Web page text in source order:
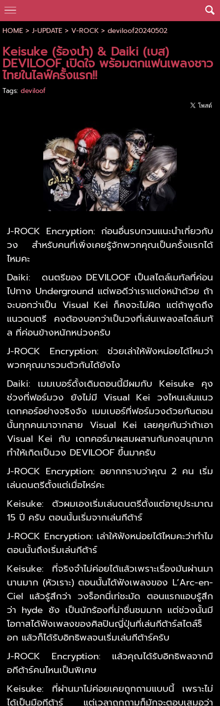
HOME> J-UPDATE> V-ROCK> deviloof20240502
Keisuke (ร้องนำ) & Daiki (เบส)
DEVILOOF เปิดใจ พร้อมตกแฟนเพลงชาว
ไทยในไลฟ์ครั้งแรก!!
Tags: deviloof
J-ROCK Encryption: ก่อนอื่นรบกวนแนะนำเกี่ยวกับ
วง สำหรับคนที่เพิ่งเคยรู้จักพวกคุณเป็นครั้งแรกได้
ไหมคะ
Daiki: ดนตรีของ DEVILOOF เป็นสไตล์เมทัลที่ค่อน
ไปทาง Underground แต่พอดีว่าเราแต่งหน้าด้วย ถ้า
จะบอกว่าเป็น Visual Kei ก็คงจะไม่ผิด แต่ถ้าพูดถึง
แนวดนตรี คงต้องบอกว่าเป็นวงที่เล่นเพลงสไตล์เมทั
ล ที่ค่อนข้างหนักหน่วงครับ
J-ROCK Encryption: ช่วยเล่าให้ฟังหน่อยได้ไหมว่า
พวกคุณมารวมตัวกันได้ยังไง
Daiki: เมมเบอร์ดั้งเดิมตอนนี้มีผมกับ Keisuke คุง
ช่วงที่ฟอร์มวง ยังไม่มี Visual Kei วงไหนเล่นแนว
เดทคอร์อย่างจริงจัง เมมเบอร์ที่ฟอร์มวงด้วยกันตอน
นั้นทุกคนมาจากสาย Visual Kei เลยคุยกันว่าถ้าเอา
Visual Kei กับ เดทคอร์มาผสมผสานกันคงสนุกมาก
ทำให้เกิดเป็นวง DEVILOOF ขึ้นมาครับ
J-ROCK Encryption: อยากทราบว่าคุณ 2 คน เริ่ม
เล่นดนตรีตั้งแต่เมื่อไหร่คะ
Keisuke: ตัวผมเองเริ่มเล่นดนตรีตั้งแต่อายุประมาณ
15 ปี ครับ ตอนนั้นเริ่มจากเล่นกีต้าร์
J-ROCK Encryption: เล่าให้ฟังหน่อยได้ไหมคะว่าทำไม
ตอนนั้นถึงเริ่มเล่นกีต้าร์
Keisuke: ที่จริงจำไม่ค่อยได้แล้วเพราะเรื่องมันผ่านมา
นานมาก (หัวเราะ) ตอนนั้นได้ฟังเพลงของ L’Arc-en-
Ciel แล้วรู้สึกว่า วงร็อกนี่เท่ชะมัด ตอนแรกแอบรู้สึก
ว่า hyde ซัง เป็นนักร้องที่น่าชื่นชมมาก แต่ช่วงนั้นมี
โอกาสได้ฟังเพลงของศิลปินญี่ปุ่นที่เล่นกีต้าร์สไตล์ร็
อก แล้วก็ได้รับอิทธิพลจนเริ่มเล่นกีต้าร์ครับ
J-ROCK Encryption: แล้วคุณได้รับอิทธิพลจากมื
อกีต้าร์คนไหนเป็นพิเศษ
Keisuke: ที่ผ่านมาไม่ค่อยเคยถูกถามแบบนี้ เพราะไม่
ได้เป็นมือกีต้าร์ แต่เวลาถูกถามก็มักจะตอบเสมอว่า